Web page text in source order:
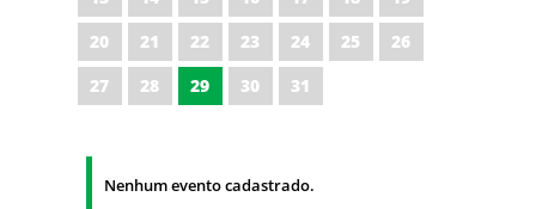
20
21 22 23 24 25
26
27
28 29 30 31
Nenhum evento cadastrado.